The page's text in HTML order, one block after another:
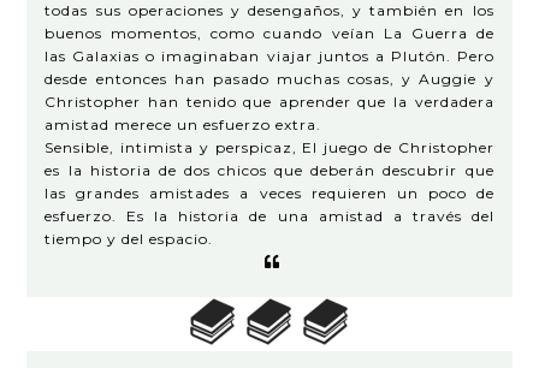
todas sus operaciones y desengaños, y también en los
buenos momentos, como cuando veían La Guerra de
las Galaxias o imaginaban viajar juntos a Plutón. Pero
desde entonces han pasado muchas cosas, y Auggie y
Christopher han tenido que aprender que la verdadera
amistad merece un esfuerzo extra.
Sensible, intimista y perspicaz, El juego de Christopher
es la historia de dos chicos que deberán descubrir que
las grandes amistades a veces requieren un poco de
esfuerzo. Es la historia de una amistad a través del
tiempo y del espacio.